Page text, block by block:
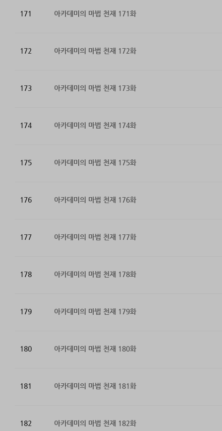
171 아카데미의 마법 천재 171화
172 아카데미의 마법 천재 172화
173 아카데미의 마법 천재 173화
174 아카데미의 마법 천재 174화
175 아카데미의 마법 천재 175화
176 아카데미의 마법 천재 176화
177 아카데미의 마법 천재 177화
178 아카데미의 마법 천재 178화
179 아카데미의 마법 천재 179화
180 아카데미의 마법 천재 180화
181 아카데미의 마법 천재 181화
182 아카데미의 마법 천재 182화